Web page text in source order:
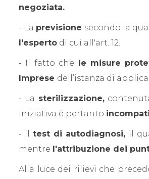
negoziata.
- La previsione secondo la
l'esperto di cui all'art. 12.
- Il fatto che le misure
Imprese dell’istanza di
- La sterilizzazione,
iniziativa è pertanto
- Iltest di autodiagnosi, il
mentre l'attribuzione dei
Alla luce dei rilievi che